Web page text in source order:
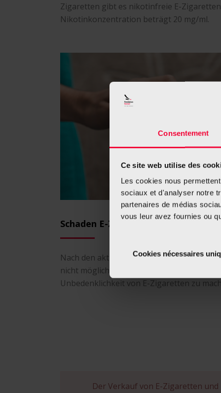
Consentement
Ce site web utilise des
Les cookies nous
sociaux et d'analyser notre
partenaires de médias
vous leur avez fournies ou
Cookies nécessaires
Zigaretten gibt es nikotinfreie E-
Nikotinkonzentration beträgt 20 mg/ml.
Schaden E-Zigaretten der
Nach den aktuell vorhandenen
nicht möglich, gesicherte Aussagen über
Unbedenklichkeit von E-Zigaretten zu
Der Verkauf von E-Zigaretten